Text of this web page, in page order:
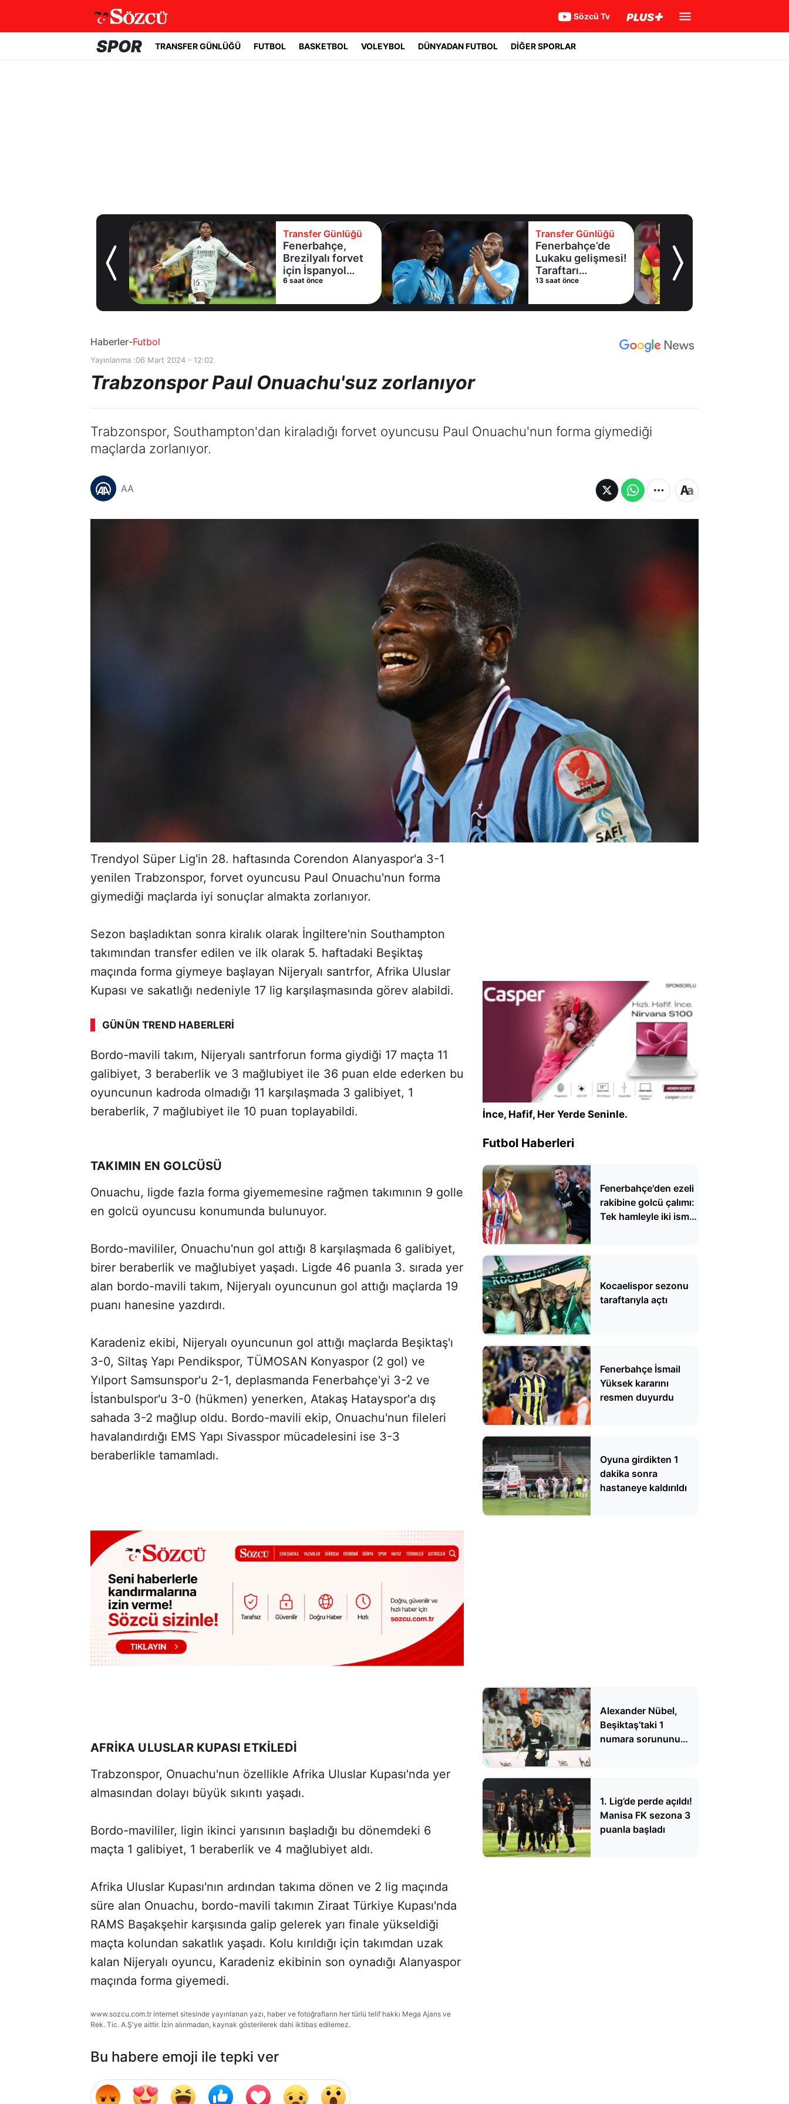
Sözcü Tv
SPOR TRANSFER GÜNLÜĞÜ FUTBOL BASKETBOL VOLEYBOL DÜNYADAN FUTBOL DİĞER SPORLAR
Transfer Günlüğü
Fenerbahçe,
Brezilyalı forvet
için İspanyol
deviyle masaya
6 saat önce
Transfer Günlüğü
Fenerbahçe’de
Lukaku gelişmesi!
Taraftarı
heyecanlandıran
13 saat önce
Haberler-Futbol
Yayınlanma :06 Mart 2024 - 12:02
Trabzonspor Paul Onuachu'suz zorlanıyor
Trabzonspor, Southampton'dan kiraladığı forvet oyuncusu Paul Onuachu'nun forma giymediği
maçlarda zorlanıyor.
AA
Trendyol Süper Lig'in 28. haftasında Corendon Alanyaspor'a 3-1
yenilen Trabzonspor, forvet oyuncusu Paul Onuachu'nun forma
giymediği maçlarda iyi sonuçlar almakta zorlanıyor.
Sezon başladıktan sonra kiralık olarak İngiltere'nin Southampton
takımından transfer edilen ve ilk olarak 5. haftadaki Beşiktaş
maçında forma giymeye başlayan Nijeryalı santrfor, Afrika Uluslar
Kupası ve sakatlığı nedeniyle 17 lig karşılaşmasında görev alabildi.
GÜNÜN TREND HABERLERI
00:02 / 08:43
Sesi Aç
Bordo-mavili takım, Nijeryalı santrforun forma giydiği 17 maçta 11
galibiyet, 3 beraberlik ve 3 mağlubiyet ile 36 puan elde ederken bu
oyuncunun kadroda olmadığı 11 karşılaşmada 3 galibiyet, 1
beraberlik, 7 mağlubiyet ile 10 puan toplayabildi.
TAKIMIN EN GOLCÜSÜ
Onuachu, ligde fazla forma giyememesine rağmen takımının 9 golle
en golcü oyuncusu konumunda bulunuyor.
Bordo-mavililer, Onuachu'nun gol attığı 8 karşılaşmada 6 galibiyet,
birer beraberlik ve mağlubiyet yaşadı. Ligde 46 puanla 3. sırada yer
alan bordo-mavili takım, Nijeryalı oyuncunun gol attığı maçlarda 19
puanı hanesine yazdırdı.
Karadeniz ekibi, Nijeryalı oyuncunun gol attığı maçlarda Beşiktaş'ı
3-0, Siltaş Yapı Pendikspor, TÜMOSAN Konyaspor (2 gol) ve
Yılport Samsunspor'u 2-1, deplasmanda Fenerbahçe'yi 3-2 ve
İstanbulspor'u 3-0 (hükmen) yenerken, Atakaş Hatayspor'a dış
sahada 3-2 mağlup oldu. Bordo-mavili ekip, Onuachu'nun fileleri
havalandırdığı EMS Yapı Sivasspor mücadelesini ise 3-3
beraberlikle tamamladı.
AFRİKA ULUSLAR KUPASI ETKİLEDİ
Trabzonspor, Onuachu'nun özellikle Afrika Uluslar Kupası'nda yer
almasından dolayı büyük sıkıntı yaşadı.
Bordo-mavililer, ligin ikinci yarısının başladığı bu dönemdeki 6
maçta 1 galibiyet, 1 beraberlik ve 4 mağlubiyet aldı.
Afrika Uluslar Kupası'nın ardından takıma dönen ve 2 lig maçında
süre alan Onuachu, bordo-mavili takımın Ziraat Türkiye Kupası'nda
RAMS Başakşehir karşısında galip gelerek yarı finale yükseldiği
maçta kolundan sakatlık yaşadı. Kolu kırıldığı için takımdan uzak
kalan Nijeryalı oyuncu, Karadeniz ekibinin son oynadığı Alanyaspor
maçında forma giyemedi.
www.sozcu.com.tr internet sitesinde yayınlanan yazı, haber ve fotoğrafların her türlü telif hakkı Mega Ajans ve
Rek. Tic. A.Ş'ye aittir. İzin alınmadan, kaynak gösterilerek dahi iktibas edilemez.
Bu habere emoji ile tepki ver
İnce, Hafif, Her Yerde Seninle.
Futbol Haberleri
Fenerbahçe'den ezeli
rakibine golcü çalımı:
Tek hamleyle iki ismi
Kocaelispor sezonu
taraftarıyla açtı
Fenerbahçe İsmail
Yüksek kararını
resmen duyurdu
Oyuna girdikten 1
dakika sonra
hastaneye kaldırıldı
Alexander Nübel,
Beşiktaş’taki 1
numara sorununu
teknolojisi
1. Lig’de perde açıldı!
Manisa FK sezona 3
puanla başladı